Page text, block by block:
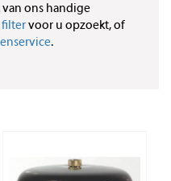
ons handige
filtervoor u opzoekt, of
.